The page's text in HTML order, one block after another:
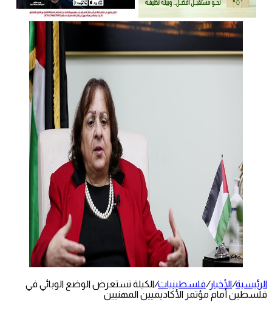
الرئيسية/الأخبار/فلسطينيات/الكيلة تستعرض الوضع الوبائي في
فلسطين أمام مؤتمر الأكاديميين المهنيين